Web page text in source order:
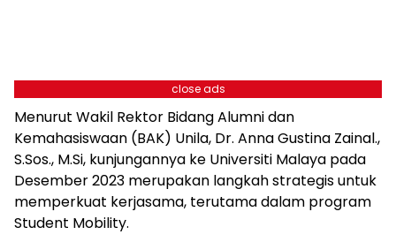
close ads
Menurut Wakil Rektor Bidang Alumni dan
Kemahasiswaan (BAK) Unila, Dr. Anna Gustina Zainal.,
S.Sos., M.Si, kunjungannya ke Universiti Malaya pada
Desember 2023 merupakan langkah strategis untuk
memperkuat kerjasama, terutama dalam program
Student Mobility.